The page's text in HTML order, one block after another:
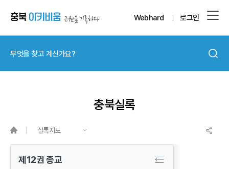
Webhard 로그인
충북실록
실록지도
제12권 종교